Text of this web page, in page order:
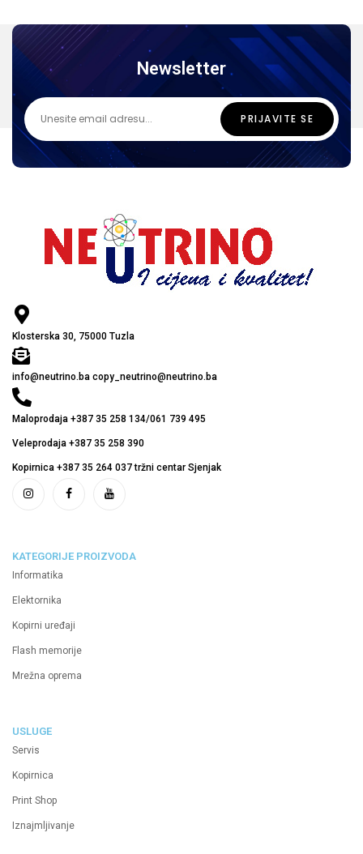
Newsletter
Klosterska 30, 75000 Tuzla
info@neutrino.ba copy_neutrino@neutrino.ba
Maloprodaja +387 35 258 134/061 739 495
Veleprodaja +387 35 258 390
Kopirnica +387 35 264 037 tržni centar Sjenjak
KATEGORIJE PROIZVODA
Informatika
Elektornika
Kopirni uređaji
Flash memorije
Mrežna oprema
USLUGE
Servis
Kopirnica
Print Shop
Iznajmljivanje